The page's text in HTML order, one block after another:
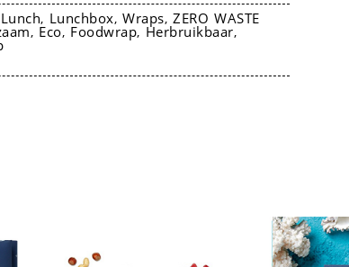
Lunch, Lunchbox,Wraps,ZERO WASTE
, Eco, Foodwrap, Herbruikbaar,